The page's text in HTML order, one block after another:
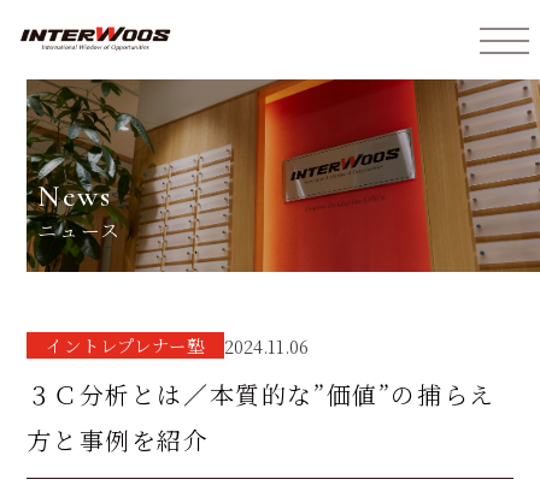
news
ニュース
イントレプレナー塾 2024.11.06
３Ｃ分析とは／本質的な”価値”の捕らえ
方と事例を紹介